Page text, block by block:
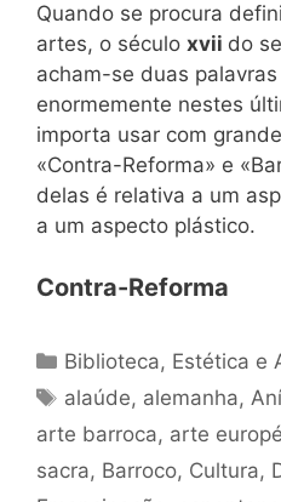
Quando se procura
artes, o século xvii do
acham-se duas
enormemente nestes
importa usar com
«Contra-Reforma» e
delas é relativa a um
a um aspecto plástico.
Contra-Reforma
Categorias
Biblioteca, Estética e
Tags
alaúde, alemanha,
arte barroca, arte
sacra, Barroco, Cultura,